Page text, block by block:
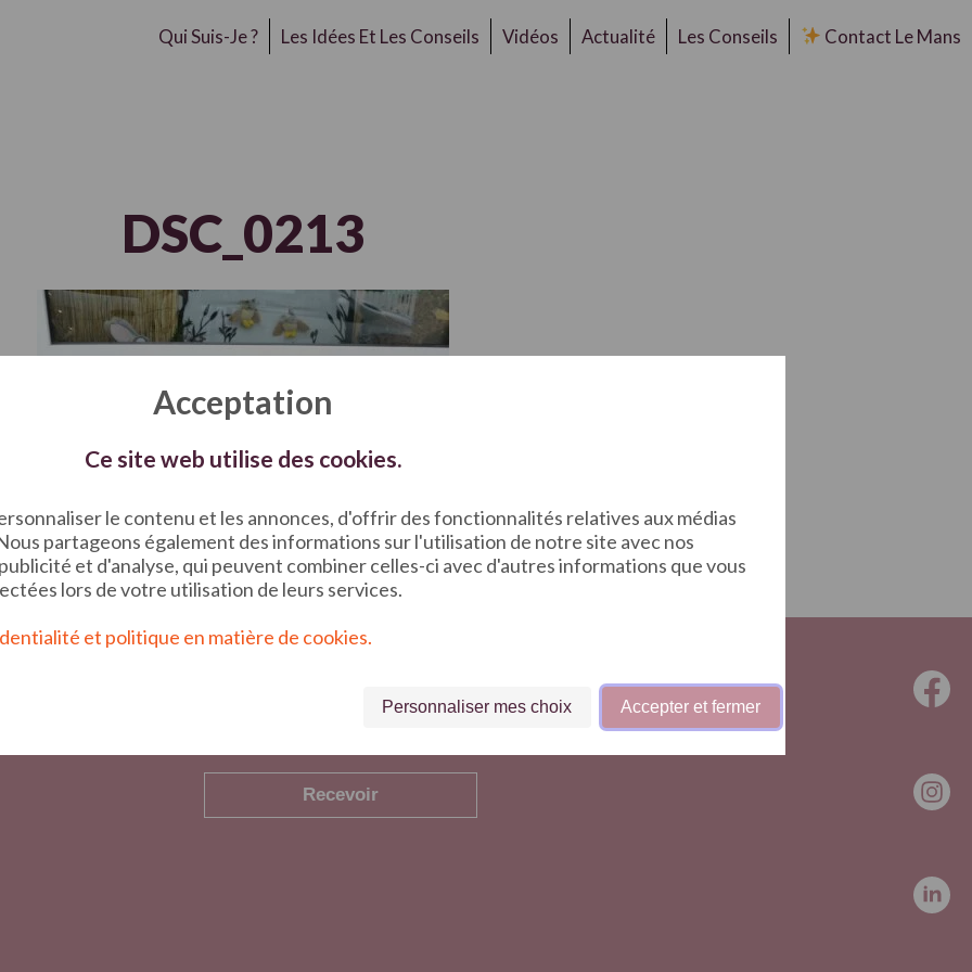
Qui Suis-Je ? Les Idées Et Les Conseils Vidéos Actualité Les Conseils Contact Le Mans
DSC_0213
politique de confidentialité
Recevoir
Acceptation
Ce site web utilise des cookies.
le contenu et les annonces, d'offrir des fonctionnalités relatives aux médias
partageons également des informations sur l'utilisation de notre site avec nos
et d'analyse, qui peuvent combiner celles-ci avec d'autres informations que vous
lors de votre utilisation de leurs services.
et politique en matière de cookies.
Personnaliser mes choix Accepter et fermer